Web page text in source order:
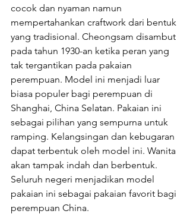
cocok dan nyaman namun
mempertahankan craftwork dari bentuk
yang tradisional. Cheongsam disambut
pada tahun 1930-an ketika peran yang
tak tergantikan pada pakaian
perempuan. Model ini menjadi luar
biasa populer bagi perempuan di
Shanghai, China Selatan. Pakaian ini
sebagai pilihan yang sempurna untuk
ramping. Kelangsingan dan kebugaran
dapat terbentuk oleh model ini. Wanita
akan tampak indah dan berbentuk.
Seluruh negeri menjadikan model
pakaian ini sebagai pakaian favorit bagi
perempuan China.